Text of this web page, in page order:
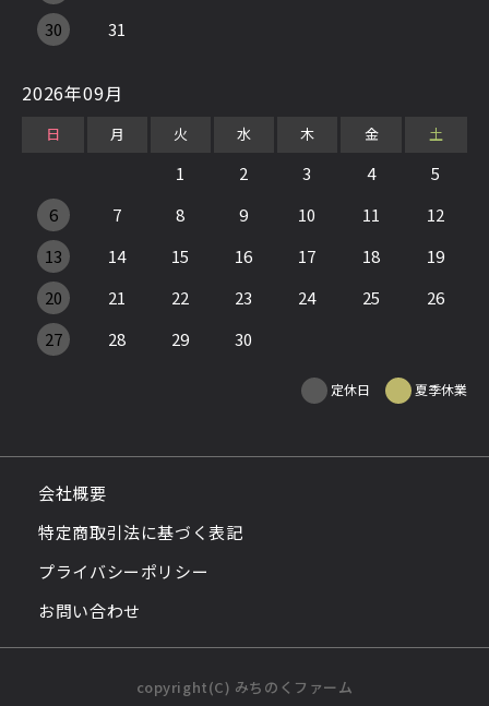
30
31
2026年09月
日 月 火 水 木 金 土
1 2 3 4
5
6
7 8 9 10 11
12
13
14 15 16 17 18
19
20
21 22 23 24 25
26
27
28 29 30
定休日 夏季休業
会社概要
特定商取引法に基づく表記
プライバシーポリシー
お問い合わせ
copyright(C) みちのくファーム